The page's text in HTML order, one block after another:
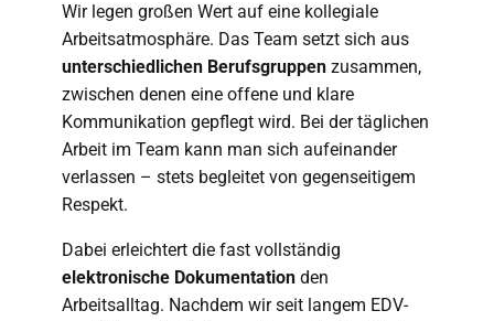
Wir legen großen Wert auf eine kollegiale
Arbeitsatmosphäre. Das Team setzt sich aus
unterschiedlichen Berufsgruppen zusammen,
zwischen denen eine offene und klare
Kommunikation gepflegt wird. Bei der täglichen
Arbeit im Team kann man sich aufeinander
verlassen – stets begleitet von gegenseitigem
Respekt.
Dabei erleichtert die fast vollständig
elektronische Dokumentation den
Arbeitsalltag. Nachdem wir seit langem EDV-